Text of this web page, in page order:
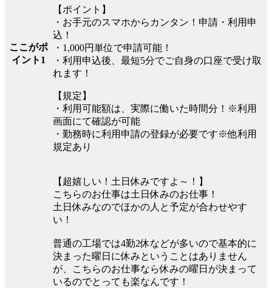
ここがポ
イント1
【ポイント】
・お手元のスマホからカンタン！申請・利用申
込！
・1,000円単位で申請可能！
・利用申込後、最短5分でご自身の口座で受け取
れます！
【規定】
・利用可能額は、実際に働いた時間分！※利用
画面にて確認が可能
・勤務時に利用申請の登録が必要です※他利用
規定あり
【超嬉しい！土日休みですよ～！】
こちらのお仕事は土日休みのお仕事！
土日休みなのでほかの人と予定が合わせやす
い！
普通の工場では4勤2休などが多いので基本的に
決まった曜日に休みということはありません
が、こちらのお仕事なら休みの曜日が決まって
いるのでとっても楽なんです！